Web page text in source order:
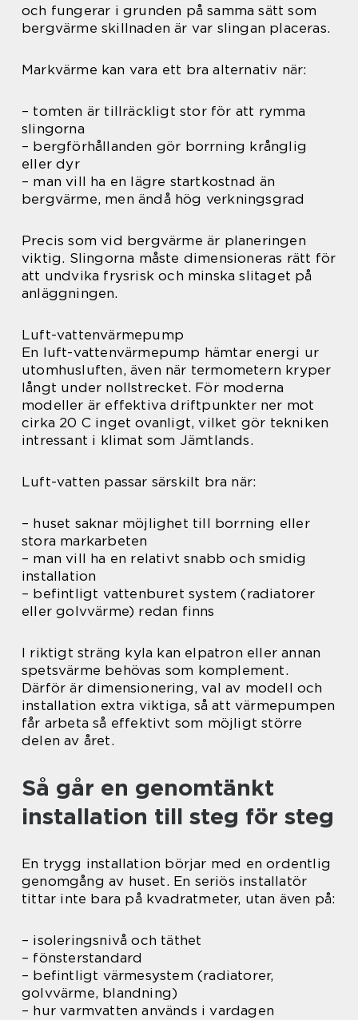
och fungerar i grunden på samma sätt som
bergvärme skillnaden är var slingan placeras.
Markvärme kan vara ett bra alternativ när:
– tomten är tillräckligt stor för att rymma
slingorna
– bergförhållanden gör borrning krånglig
eller dyr
– man vill ha en lägre startkostnad än
bergvärme, men ändå hög verkningsgrad
Precis som vid bergvärme är planeringen
viktig. Slingorna måste dimensioneras rätt för
att undvika frysrisk och minska slitaget på
anläggningen.
Luft-vattenvärmepump
En luft-vattenvärmepump hämtar energi ur
utomhusluften, även när termometern kryper
långt under nollstrecket. För moderna
modeller är effektiva driftpunkter ner mot
cirka 20 C inget ovanligt, vilket gör tekniken
intressant i klimat som Jämtlands.
Luft-vatten passar särskilt bra när:
– huset saknar möjlighet till borrning eller
stora markarbeten
– man vill ha en relativt snabb och smidig
installation
– befintligt vattenburet system (radiatorer
eller golvvärme) redan finns
I riktigt sträng kyla kan elpatron eller annan
spetsvärme behövas som komplement.
Därför är dimensionering, val av modell och
installation extra viktiga, så att värmepumpen
får arbeta så effektivt som möjligt större
delen av året.
Så går en genomtänkt
installation till steg för steg
En trygg installation börjar med en ordentlig
genomgång av huset. En seriös installatör
tittar inte bara på kvadratmeter, utan även på:
– isoleringsnivå och täthet
– fönsterstandard
– befintligt värmesystem (radiatorer,
golvvärme, blandning)
– hur varmvatten används i vardagen